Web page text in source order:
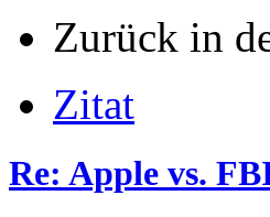
Zurück in
Zitat
Re: Apple vs.